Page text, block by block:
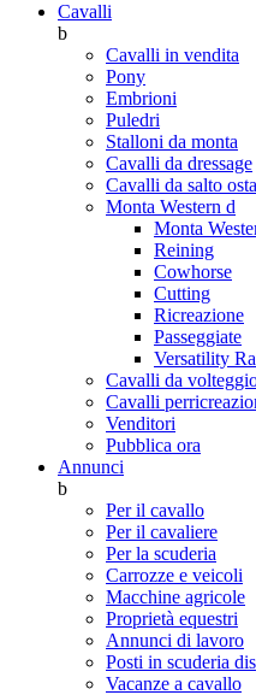
Cavalli
b
Cavalli in vendita
Pony
Embrioni
Puledri
Stalloni da monta
Cavalli da dressage
Cavalli da salto
Monta Western d
Monta
Reining
Cowhorse
Cutting
Ricreazione
Passeggiate
Versatility
Cavalli da
Cavalli
Venditori
Pubblica ora
Annunci
b
Per il cavallo
Per il cavaliere
Per la scuderia
Carrozze e veicoli
Macchine agricole
Proprietà equestri
Annunci di lavoro
Posti in scuderia
Vacanze a cavallo